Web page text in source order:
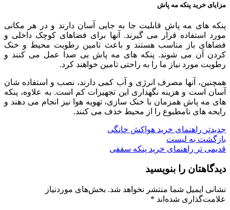
مزایای خرید پنکه مه پاش
پنکه های مه پاش قابلیت جا به جایی آسان دارند و در هر مکانی
مورد استفاده قرار می گیرند. آنها برای فضاهای کوچک داخلی و
فضاهای باز مناسب هستند و باعث تامین رطوبت محیط و خنک
کردن آن می شوند. پنکه های مه پاش بی صدا عمل می کنند و
رطوبت مورد نیاز ما را به راحتی تامین خواهند کرد.
همچنین، آنها مصرف انرژی و آب کمی دارند، نصب و استفاده شان
آسان است و هزینه نگهداری این تجهیزات کم است. به علاوه، پنکه
های مه پاش همزمان با خنک سازی، تهویه هوا نیز انجام می دهند و
رایحه های نامطبوع را از محیط خذف می کنند.
جدیدتر راهنمای خرید هواکش خانگی
بازگشت به لیست
قدیمی تر راهنمای خرید پنکه سقفی
دیدگاهتان را بنویسید
نشانی ایمیل شما منتشر نخواهد شد. بخش‌های موردنیاز
علامت‌گذاری شده‌اند *